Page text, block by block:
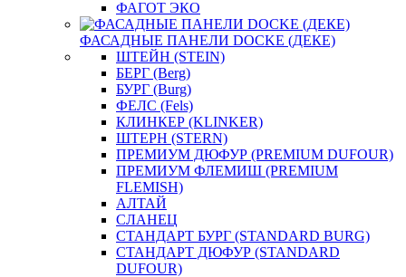
ФАГОТ ЭКО
ФАСАДНЫЕ ПАНЕЛИ DOCKE (ДЕКЕ)
ШТЕЙН (STEIN)
БЕРГ (Berg)
БУРГ (Burg)
ФЕЛС (Fels)
КЛИНКЕР (KLINKER)
ШТЕРН (STERN)
ПРЕМИУМ ДЮФУР (PREMIUM DUFOUR)
ПРЕМИУМ ФЛЕМИШ (PREMIUM
FLEMISH)
АЛТАЙ
СЛАНЕЦ
СТАНДАРТ БУРГ (STANDARD BURG)
СТАНДАРТ ДЮФУР (STANDARD
DUFOUR)